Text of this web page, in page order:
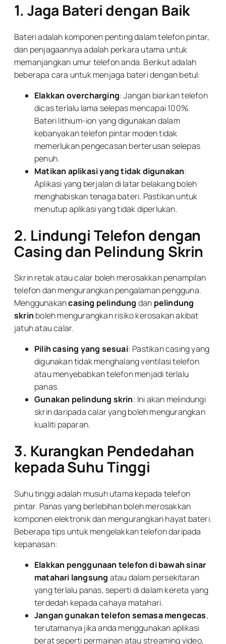
1. Jaga Bateri dengan Baik
Bateri adalah komponen penting dalam telefon pintar,
dan penjagaannya adalah perkara utama untuk
memanjangkan umur telefon anda. Berikut adalah
beberapa cara untuk menjaga bateri dengan betul:
Elakkan overcharging: Jangan biarkan telefon
dicas terlalu lama selepas mencapai 100%.
Bateri lithium-ion yang digunakan dalam
kebanyakan telefon pintar moden tidak
memerlukan pengecasan berterusan selepas
penuh.
Matikan aplikasi yang tidak digunakan:
Aplikasi yang berjalan di latar belakang boleh
menghabiskan tenaga bateri. Pastikan untuk
menutup aplikasi yang tidak diperlukan.
2. Lindungi Telefon dengan
Casing dan Pelindung Skrin
Skrin retak atau calar boleh merosakkan penampilan
telefon dan mengurangkan pengalaman pengguna.
Menggunakancasing pelindung dan pelindung
skrin boleh mengurangkan risiko kerosakan akibat
jatuh atau calar.
Pilih casing yang sesuai: Pastikan casing yang
digunakan tidak menghalang ventilasi telefon
atau menyebabkan telefon menjadi terlalu
panas.
Gunakan pelindung skrin: Ini akan melindungi
skrin daripada calar yang boleh mengurangkan
kualiti paparan.
3. Kurangkan Pendedahan
kepada Suhu Tinggi
Suhu tinggi adalah musuh utama kepada telefon
pintar. Panas yang berlebihan boleh merosakkan
komponen elektronik dan mengurangkan hayat bateri.
Beberapa tips untuk mengelakkan telefon daripada
kepanasan:
Elakkan penggunaan telefon di bawah sinar
matahari langsung atau dalam persekitaran
yang terlalu panas, seperti di dalam kereta yang
terdedah kepada cahaya matahari.
Jangan gunakan telefon semasa mengecas,
terutamanya jika anda menggunakan aplikasi
berat seperti permainan atau streaming video,